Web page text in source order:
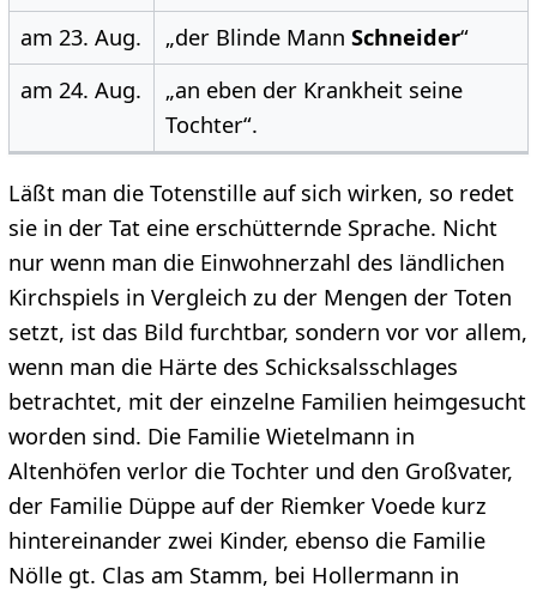
am 23. Aug.
„der Blinde Mann Schneider“
am 24. Aug.
„an eben der Krankheit seine
Tochter“.
Läßt man die Totenstille auf sich wirken, so redet
sie in der Tat eine erschütternde Sprache. Nicht
nur wenn man die Einwohnerzahl des ländlichen
Kirchspiels in Vergleich zu der Mengen der Toten
setzt, ist das Bild furchtbar, sondern vor vor allem,
wenn man die Härte des Schicksalsschlages
betrachtet, mit der einzelne Familien heimgesucht
worden sind. Die Familie Wietelmann in
Altenhöfen verlor die Tochter und den Großvater,
der Familie Düppe auf der Riemker Voede kurz
hintereinander zwei Kinder, ebenso die Familie
Nölle gt. Clas am Stamm, bei Hollermann in